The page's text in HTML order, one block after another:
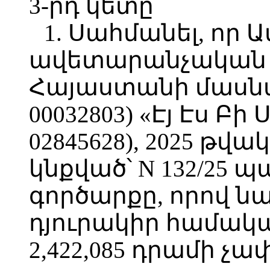
3-րդ կետը՝
1. Սահմանել, որ
ավետարանչական
Հայաստանի
00032803) «Էյ Էս
02845628), 2025
կնքված՝ N 132/25
գործարքը, որով
դյուրակիր
2,422,085 դրամի